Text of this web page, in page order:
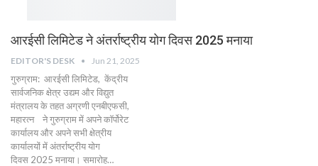
आरईसी लिमिटेड ने अंतर्राष्ट्रीय योग दिवस 2025 मनाया
EDITOR'S DESK Jun 21, 2025
गुरुग्राम: आरईसी लिमिटेड, केंद्रीय
सार्वजनिक क्षेत्र उद्यम और विद्युत
मंत्रालय के तहत अग्रणी एनबीएफसी,
महारत्न ने गुरुग्राम में अपने कॉर्पोरेट
कार्यालय और अपने सभी क्षेत्रीय
कार्यालयों में अंतर्राष्ट्रीय योग
दिवस 2025 मनाया। समारोह…